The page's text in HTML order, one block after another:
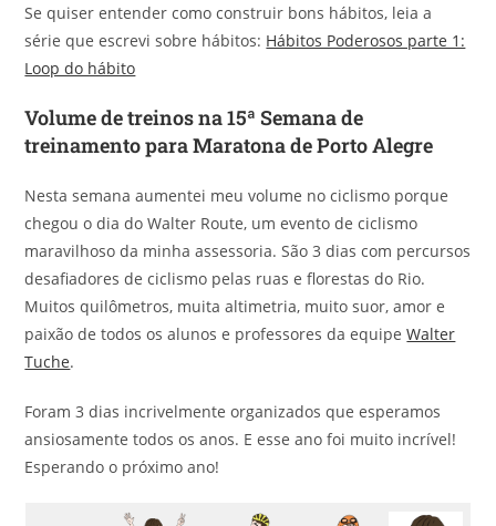
Se quiser entender como construir bons hábitos, leia a
série que escrevi sobre hábitos: Hábitos Poderosos parte 1:
Loop do hábito
Volume de treinos na 15ª Semana de
treinamento para Maratona de Porto Alegre
Nesta semana aumentei meu volume no ciclismo porque
chegou o dia do Walter Route, um evento de ciclismo
maravilhoso da minha assessoria. São 3 dias com percursos
desafiadores de ciclismo pelas ruas e florestas do Rio.
Muitos quilômetros, muita altimetria, muito suor, amor e
paixão de todos os alunos e professores da equipeWalter
Tuche.
Foram 3 dias incrivelmente organizados que esperamos
ansiosamente todos os anos. E esse ano foi muito incrível!
Esperando o próximo ano!